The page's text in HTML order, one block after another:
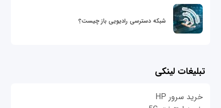
شبکه دسترسی رادیویی باز چیست؟
تبلیغات لینکی
خرید سرور HP